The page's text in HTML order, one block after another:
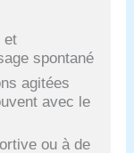
et
spontané
agitées
avec le
ou à de